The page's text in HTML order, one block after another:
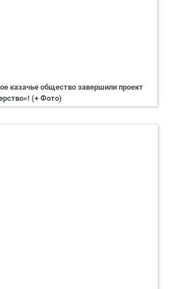
казачье общество завершили проект
(+ Фото)